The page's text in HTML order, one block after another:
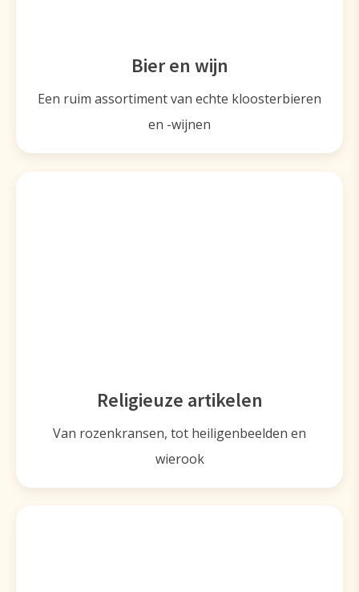
Bier en wijn
Een ruim assortiment van echte kloosterbieren
en -wijnen
Religieuze artikelen
Van rozenkransen, tot heiligenbeelden en
wierook